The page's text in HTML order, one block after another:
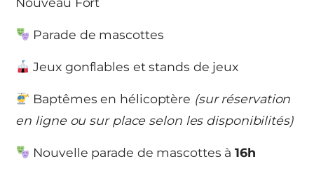
Parade de mascottes
Jeux gonflables et stands de jeux
Baptêmes en hélicoptère (sur réservation
en ligne ou sur place selon les disponibilités)
Nouvelle parade de mascottes à16h